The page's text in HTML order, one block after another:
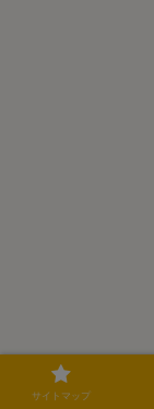
サイトマップ